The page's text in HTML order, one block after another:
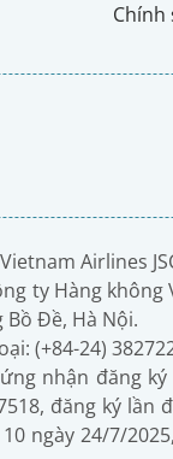
Chính
Airlines
ty Hàng không
Bồ Đề, Hà Nội.
(+84-24)
nhận đăng
đăng ký lần
ngày 24/7/